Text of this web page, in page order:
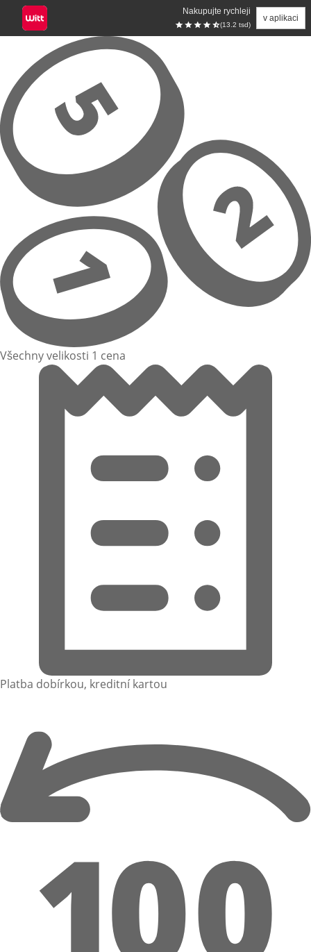
Nakupujte rychleji
(13.2 tsd)
v aplikaci
Přeskočit na hlavní obsah
Všechny velikosti 1 cena
Platba dobírkou, kreditní kartou